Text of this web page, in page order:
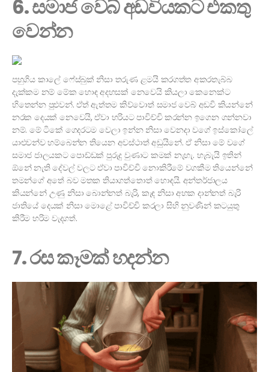
6. සමාජ වෙබ් අඩවියකට එකතු
වෙන්න
පහුගිය කාලේ ෆේස්බුක් නිසා තරුණ ළමයි කරගත්ත අකරතැබ්බ
දැක්කම නම් මේක හොඳ අදහසක් නෙවෙයි කියලා කෙනෙක්ට
හිතෙන්න පුළුවන්. ඒත් ඇත්තම කිව්වොත් සමාජ වෙබ් අඩවි කියන්නේ
නරක දෙයක් නෙවෙයි, ඒවා හරියට පාවිච්චි කරන්න ඉගෙන ගන්නවා
නම්. මේ ටිකේ ගෙදරටම වෙලා ඉන්න නිසා වෙනදා වගේ ඉස්කෝලේ
යාළුවන්ව හම්බෙන්න තියෙන අවස්ථාත් අඩුයිනේ. ඒ නිසා මේ වගේ
සමාජ ජාලයකට පොඩ්ඩක් පුරුදු වුණාට කමක් නැහැ. හැබැයි ඉතින්
ඕනේ නැති දේවල් වලට ඒවා පාවිච්චි නොකිරීමේ වගකීම තියෙන්නේ
තමන්ගේ අතේ බව මතක තියාගත්තොත් හොඳයි. අන්තර්ජාලය
කියන්නේ උණු නිසා බොන්නත් බැරි, කැඳ නිසා අහක දාන්නත් බැරි
ජාතියේ දෙයක් නිසා මොළේ පාවිච්චි කරලා සිහි නුවණින් කටයුතු
කිරීම හරිම වැදගත්.
7. රස කෑමක් හදන්න